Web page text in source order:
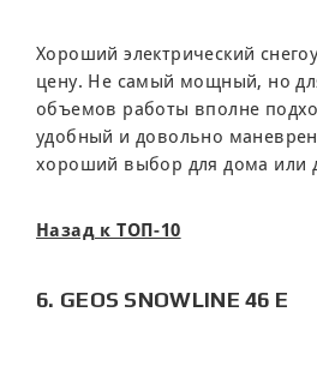
Хороший электрический
цену. Не самый мощный, но
объемов работы вполне
удобный и довольно
хороший выбор для дома или
Назад к ТОП-10
6. GEOS SNOWLINE 46 E